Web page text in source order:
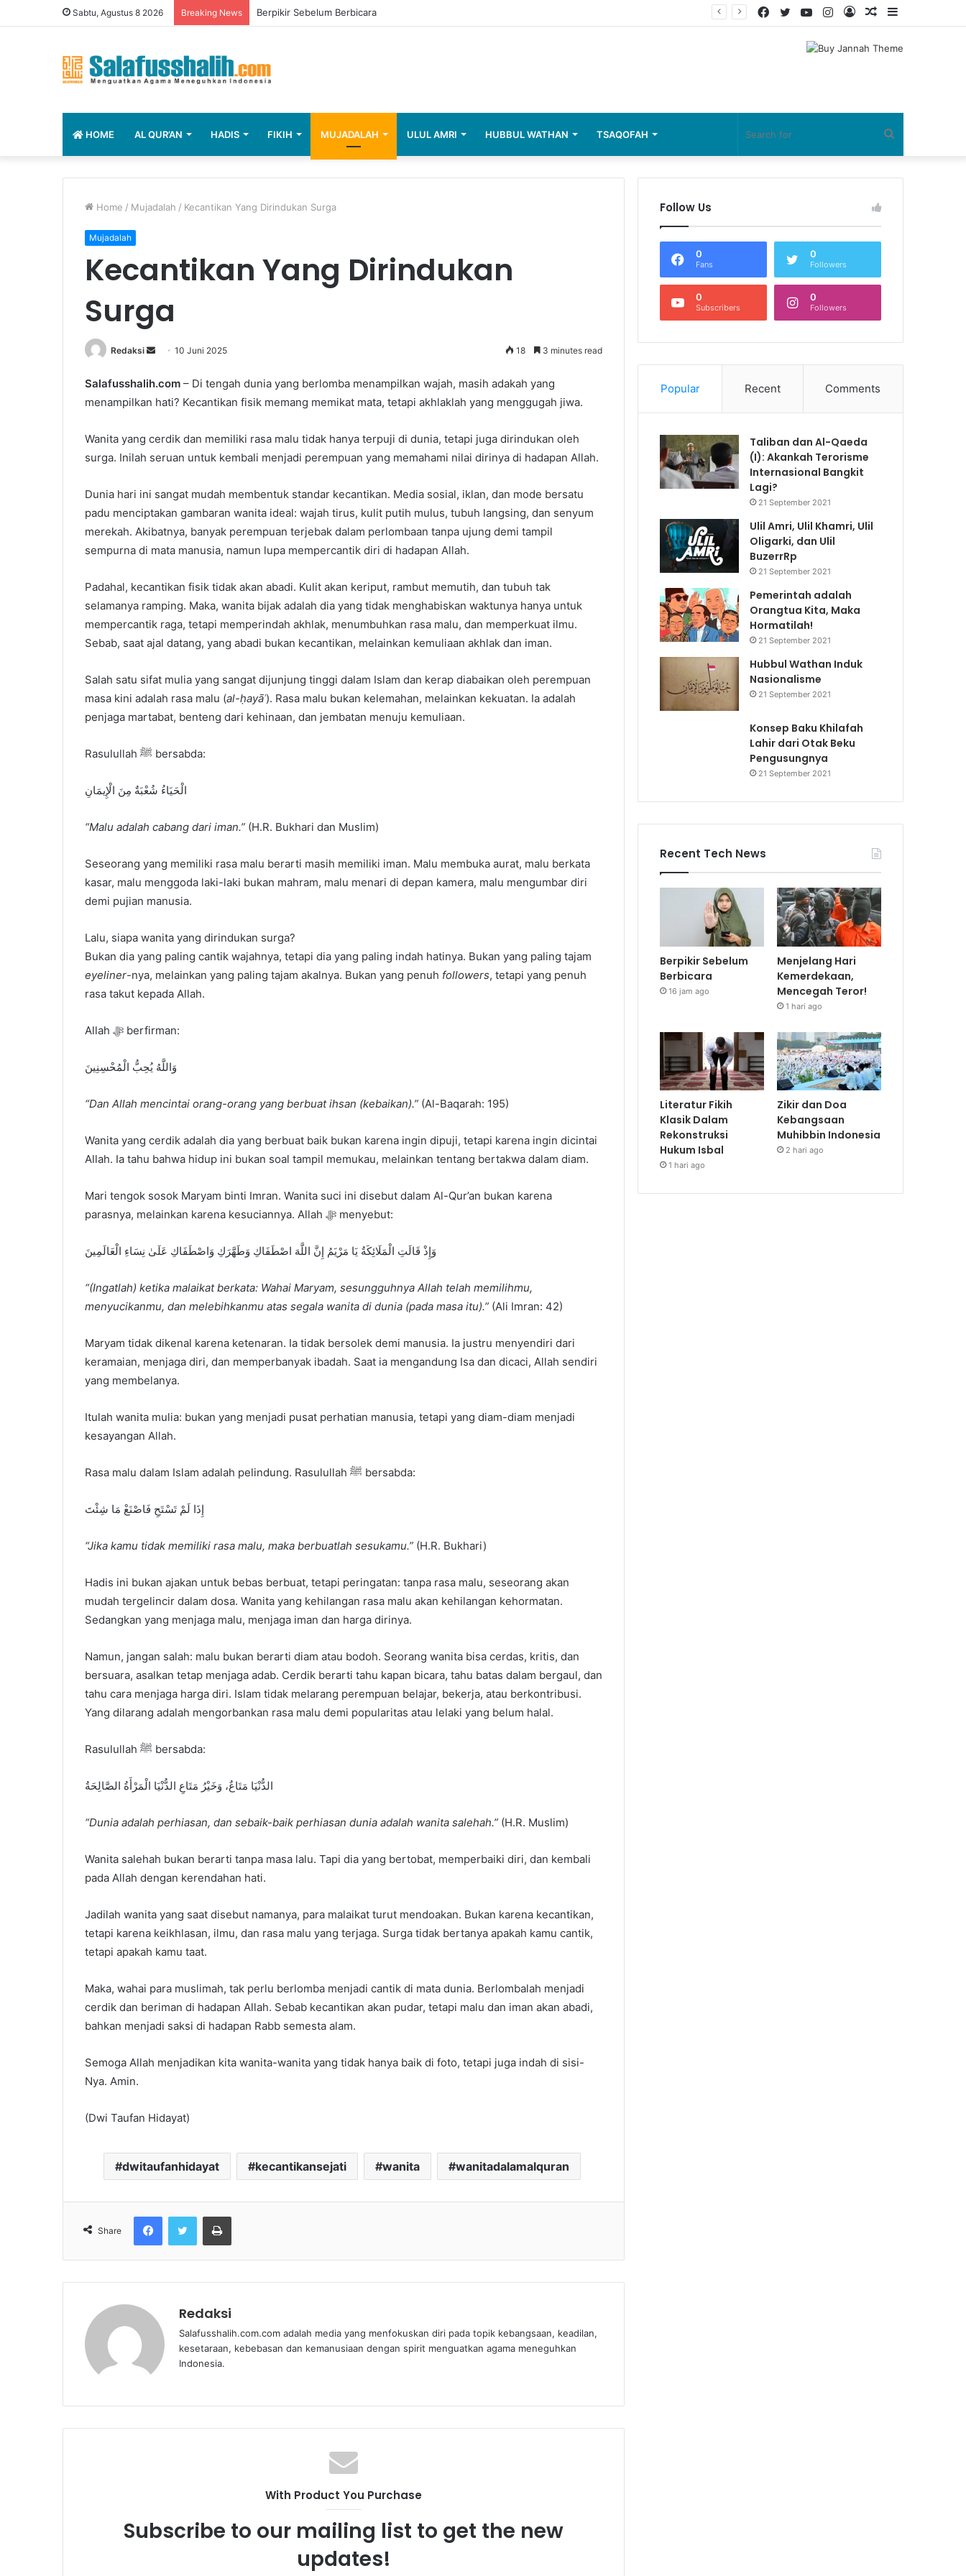
Sabtu, Agustus 8 2026 Breaking News Menjelang Hari Kemerdekaan, Mencegah Teror!
Random
Log
Instagram
YouTube
Twitter
Facebook
HOME AL QUR’AN HADIS FIKIH MUJADALAH ULUL AMRI HUBBUL WATHAN TSAQOFAH
for
Home / Mujadalah / Kecantikan Yang Dirindukan Surga
Mujadalah
Kecantikan Yang Dirindukan
Surga
Redaksi
n
d
n
e
10 Juni 2025 18 3 minutes read
Salafusshalih.com – Di tengah dunia yang berlomba menampilkan wajah, masih adakah yang
menampilkan hati? Kecantikan fisik memang memikat mata, tetapi akhlaklah yang menggugah jiwa.
Wanita yang cerdik dan memiliki rasa malu tidak hanya terpuji di dunia, tetapi juga dirindukan oleh
surga. Inilah seruan untuk kembali menjadi perempuan yang memahami nilai dirinya di hadapan Allah.
Dunia hari ini sangat mudah membentuk standar kecantikan. Media sosial, iklan, dan mode bersatu
padu menciptakan gambaran wanita ideal: wajah tirus, kulit putih mulus, tubuh langsing, dan senyum
merekah. Akibatnya, banyak perempuan terjebak dalam perlombaan tanpa ujung demi tampil
sempurna di mata manusia, namun lupa mempercantik diri di hadapan Allah.
Padahal, kecantikan fisik tidak akan abadi. Kulit akan keriput, rambut memutih, dan tubuh tak
selamanya ramping. Maka, wanita bijak adalah dia yang tidak menghabiskan waktunya hanya untuk
mempercantik raga, tetapi memperindah akhlak, menumbuhkan rasa malu, dan memperkuat ilmu.
Sebab, saat ajal datang, yang abadi bukan kecantikan, melainkan kemuliaan akhlak dan iman.
Salah satu sifat mulia yang sangat dijunjung tinggi dalam Islam dan kerap diabaikan oleh perempuan
masa kini adalah rasa malu (al-ḥayāʾ). Rasa malu bukan kelemahan, melainkan kekuatan. Ia adalah
penjaga martabat, benteng dari kehinaan, dan jembatan menuju kemuliaan.
Rasulullah ﷺ bersabda:
الْحَيَاءُ شُعْبَةٌ مِنَ الْإِيمَانِ
“Malu adalah cabang dari iman.” (H.R. Bukhari dan Muslim)
Seseorang yang memiliki rasa malu berarti masih memiliki iman. Malu membuka aurat, malu berkata
kasar, malu menggoda laki-laki bukan mahram, malu menari di depan kamera, malu mengumbar diri
demi pujian manusia.
Lalu, siapa wanita yang dirindukan surga?
Bukan dia yang paling cantik wajahnya, tetapi dia yang paling indah hatinya. Bukan yang paling tajam
eyeliner-nya, melainkan yang paling tajam akalnya. Bukan yang penuh followers, tetapi yang penuh
rasa takut kepada Allah.
Allah ﷻ berfirman:
وَاللَّهُ يُحِبُّ الْمُحْسِنِينَ
“Dan Allah mencintai orang-orang yang berbuat ihsan (kebaikan).” (Al-Baqarah: 195)
Wanita yang cerdik adalah dia yang berbuat baik bukan karena ingin dipuji, tetapi karena ingin dicintai
Allah. Ia tahu bahwa hidup ini bukan soal tampil memukau, melainkan tentang bertakwa dalam diam.
Mari tengok sosok Maryam binti Imran. Wanita suci ini disebut dalam Al-Qur’an bukan karena
parasnya, melainkan karena kesuciannya. Allah ﷻ menyebut:
وَإِذْ قَالَتِ الْمَلَائِكَةُ يَا مَرْيَمُ إِنَّ اللَّهَ اصْطَفَاكِ وَطَهَّرَكِ وَاصْطَفَاكِ عَلَىٰ نِسَاءِ الْعَالَمِينَ
“(Ingatlah) ketika malaikat berkata: Wahai Maryam, sesungguhnya Allah telah memilihmu,
menyucikanmu, dan melebihkanmu atas segala wanita di dunia (pada masa itu).” (Ali Imran: 42)
Maryam tidak dikenal karena ketenaran. Ia tidak bersolek demi manusia. Ia justru menyendiri dari
keramaian, menjaga diri, dan memperbanyak ibadah. Saat ia mengandung Isa dan dicaci, Allah sendiri
yang membelanya.
Itulah wanita mulia: bukan yang menjadi pusat perhatian manusia, tetapi yang diam-diam menjadi
kesayangan Allah.
Rasa malu dalam Islam adalah pelindung. Rasulullah ﷺ bersabda:
إِذَا لَمْ تَسْتَحِ فَاصْنَعْ مَا شِئْتَ
“Jika kamu tidak memiliki rasa malu, maka berbuatlah sesukamu.” (H.R. Bukhari)
Hadis ini bukan ajakan untuk bebas berbuat, tetapi peringatan: tanpa rasa malu, seseorang akan
mudah tergelincir dalam dosa. Wanita yang kehilangan rasa malu akan kehilangan kehormatan.
Sedangkan yang menjaga malu, menjaga iman dan harga dirinya.
Namun, jangan salah: malu bukan berarti diam atau bodoh. Seorang wanita bisa cerdas, kritis, dan
bersuara, asalkan tetap menjaga adab. Cerdik berarti tahu kapan bicara, tahu batas dalam bergaul, dan
tahu cara menjaga harga diri. Islam tidak melarang perempuan belajar, bekerja, atau berkontribusi.
Yang dilarang adalah mengorbankan rasa malu demi popularitas atau lelaki yang belum halal.
Rasulullah ﷺ bersabda:
الدُّنْيَا مَتَاعٌ، وَخَيْرُ مَتَاعِ الدُّنْيَا الْمَرْأَةُ الصَّالِحَةُ
“Dunia adalah perhiasan, dan sebaik-baik perhiasan dunia adalah wanita salehah.” (H.R. Muslim)
Wanita salehah bukan berarti tanpa masa lalu. Tapi dia yang bertobat, memperbaiki diri, dan kembali
pada Allah dengan kerendahan hati.
Jadilah wanita yang saat disebut namanya, para malaikat turut mendoakan. Bukan karena kecantikan,
tetapi karena keikhlasan, ilmu, dan rasa malu yang terjaga. Surga tidak bertanya apakah kamu cantik,
tetapi apakah kamu taat.
Maka, wahai para muslimah, tak perlu berlomba menjadi cantik di mata dunia. Berlombalah menjadi
cerdik dan beriman di hadapan Allah. Sebab kecantikan akan pudar, tetapi malu dan iman akan abadi,
bahkan menjadi saksi di hadapan Rabb semesta alam.
Semoga Allah menjadikan kita wanita-wanita yang tidak hanya baik di foto, tetapi juga indah di sisi-
Nya. Amin.
(Dwi Taufan Hidayat)
dwitaufanhidayat kecantikansejati wanita wanitadalamalquran
Share
Redaksi
Salafusshalih.com.com adalah media yang menfokuskan diri pada topik kebangsaan, keadilan,
kesetaraan, kebebasan dan kemanusiaan dengan spirit menguatkan agama meneguhkan
Indonesia.
With Product You Purchase
Subscribe to our mailing list to get the new
updates!
Follow Us
0
Fans
0
Followers
0
Subscribers
0
Followers
Popular Recent Comments
Taliban dan Al-Qaeda
(I): Akankah Terorisme
Internasional Bangkit
Lagi?
21 September 2021
Ulil Amri, Ulil Khamri, Ulil
Oligarki, dan Ulil
BuzerrRp
21 September 2021
Pemerintah adalah
Orangtua Kita, Maka
Hormatilah!
21 September 2021
Hubbul Wathan Induk
Nasionalisme
21 September 2021
Konsep Baku Khilafah
Lahir dari Otak Beku
Pengusungnya
21 September 2021
Recent Tech News
Berpikir Sebelum
Berbicara
16 jam ago
Menjelang Hari
Kemerdekaan,
Mencegah Teror!
1 hari ago
Literatur Fikih
Klasik Dalam
Rekonstruksi
Hukum Isbal
1 hari ago
Zikir dan Doa
Kebangsaan
Muhibbin Indonesia
2 hari ago